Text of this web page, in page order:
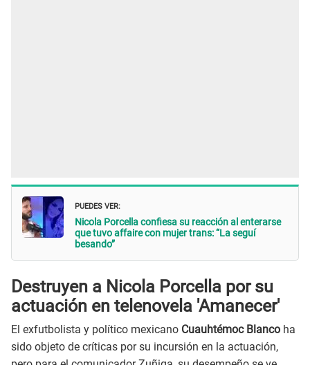
PUEDES VER:
Nicola Porcella confiesa su reacción al enterarse
que tuvo affaire con mujer trans: “La seguí
besando”
Destruyen a Nicola Porcella por su
actuación en telenovela 'Amanecer'
El exfutbolista y político mexicano Cuauhtémoc Blanco ha
sido objeto de críticas por su incursión en la actuación,